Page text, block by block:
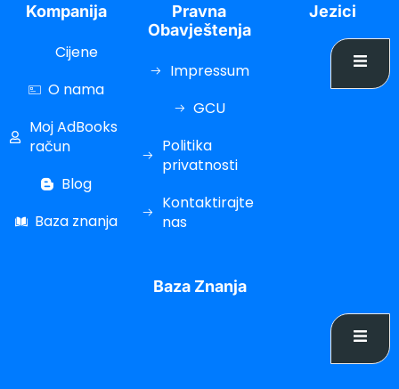
Panel
Panel
Panel
panel
sakarya
Kompanija
Cijene
O nama
Moj AdBooks
račun
Blog
Baza znanja
Pravna
Obavještenja
Impressum
GCU
Politika
privatnosti
Kontaktirajte
nas
Jezici
Baza Znanja